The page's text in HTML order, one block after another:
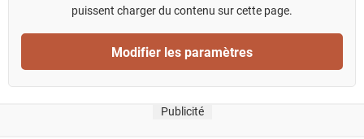
puissent charger du contenu sur cette page.
Modifier les paramètres
Publicité